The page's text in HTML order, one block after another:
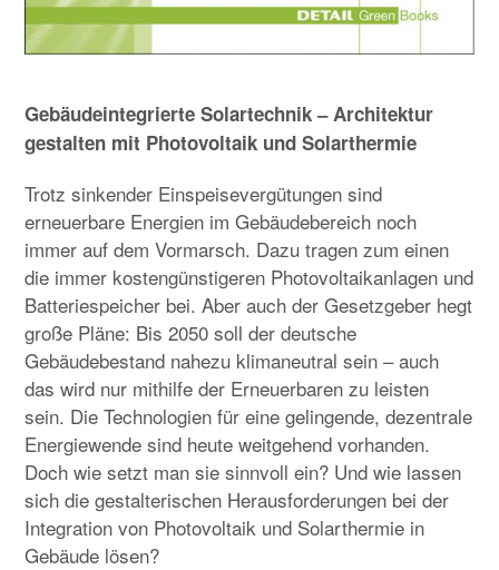
Gebäudeintegrierte Solartechnik – Architektur
gestalten mit Photovoltaik und Solarthermie
Trotz sinkender Einspeisevergütungen sind
erneuerbare Energien im Gebäudebereich noch
immer auf dem Vormarsch. Dazu tragen zum einen
die immer kostengünstigeren Photovoltaikanlagen und
Batteriespeicher bei. Aber auch der Gesetzgeber hegt
große Pläne: Bis 2050 soll der deutsche
Gebäudebestand nahezu klimaneutral sein – auch
das wird nur mithilfe der Erneuerbaren zu leisten
sein. Die Technologien für eine gelingende, dezentrale
Energiewende sind heute weitgehend vorhanden.
Doch wie setzt man sie sinnvoll ein? Und wie lassen
sich die gestalterischen Herausforderungen bei der
Integration von Photovoltaik und Solarthermie in
Gebäude lösen?